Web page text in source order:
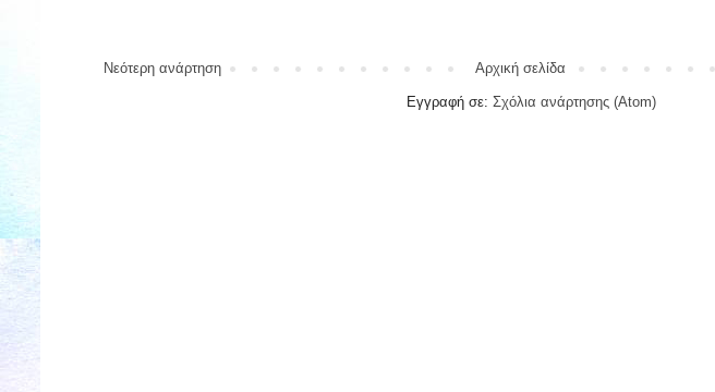
Νεότερη ανάρτηση Αρχική σελίδα
Εγγραφή σε: Σχόλια ανάρτησης (Atom)